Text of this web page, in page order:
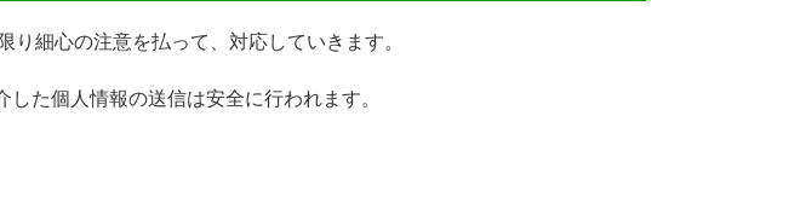
細心の注意を払って、対応していきます。
た個人情報の送信は安全に行われます。